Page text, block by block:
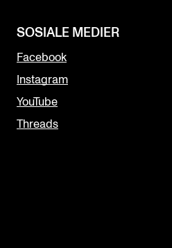
SOSIALE MEDIER
Facebook
Instagram
YouTube
Threads